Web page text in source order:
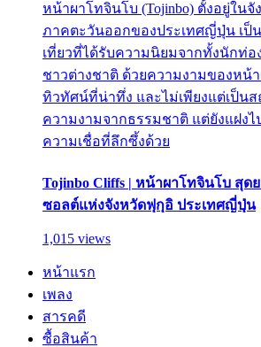
หน้าผาโทจินโบ (Tojinbo) ตั้งอยู่ในจั
ภาคตะวันออกของประเทศญี่ปุ่น เป็
เที่ยวที่ได้รับความนิยมจากทั้งนักท่อ
ชาวต่างชาติ ด้วยความงามของหน้
ทิวทัศน์ที่น่าทึ่ง และไม่เพียงแต่เป็น
ความงามจากธรรมชาติ แต่ยังแฝง
ความเชื่อที่ลึกซึ้งด้วย
Tojinbo Cliffs | หน้าผาโทจินโบ สุด
ซอลต์แห่งจังหวัดฟุกุอิ ประเทศญี่ปุ่น
1,015 views
หน้าแรก
เพลง
สารคดี
ซื้อสินค้า